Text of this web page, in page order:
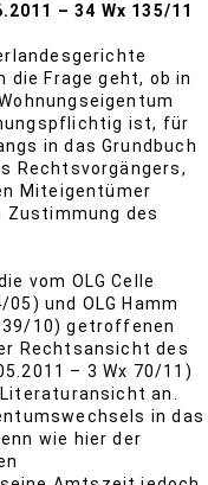
– 34 Wx 135/11
Frage geht, ob in
ist, für
in das Grundbuch
Rechtsvorgängers,
Miteigentümer
Zustimmung des
vom OLG Celle
und OLG Hamm
10) getroffenen
Rechtsansicht des
– 3 Wx 70/11)
an.
in das
wie hier der